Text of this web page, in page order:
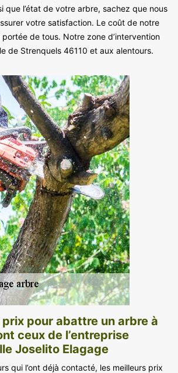
que l’état de votre arbre, sachez que nous
votre satisfaction. Le coût de notre
de tous. Notre zone d’intervention
de Strenquels 46110 et aux alentours.
pour abattre un arbre à
ceux de l’entreprise
Joselito Elagage
qui l’ont déjà contacté, les meilleurs prix